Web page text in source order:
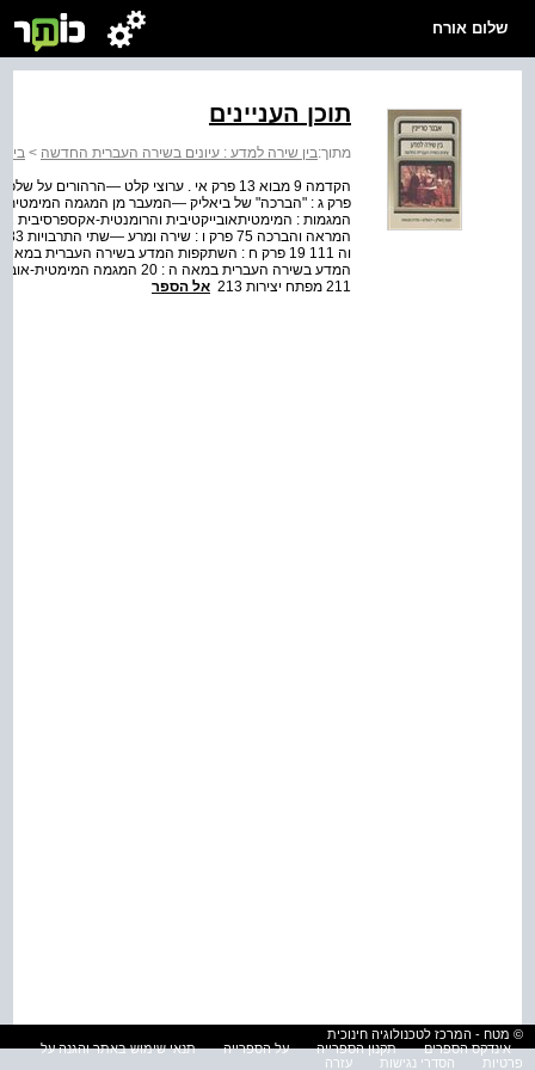
שלום אורח
תוכן העניינים
מתוך:בין שירה למדע : עיונים בשירה העברית החדשה >
211 מפתח יצירות 213 אל הספר
© מטח - המרכז לטכנולוגיה חינוכית
אינדקס הספרים
תקנון הספרייה על הספרייה
תנאי שימוש באתר והגנה על
פרטיות
הסדרי נגישות עזרה